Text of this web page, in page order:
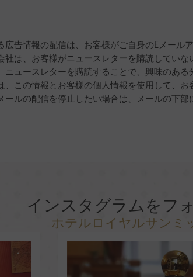
広告情報の配信は、お客様がご自身のEメール
社は、お客様がニュースレターを購読してい
ニュースレターを購読することで、興味のあ
、この情報とお客様の個人情報を使用して、
ールの配信を停止したい場合は、メールの下
インスタグラムをフ
ホテルロイヤルサンミ